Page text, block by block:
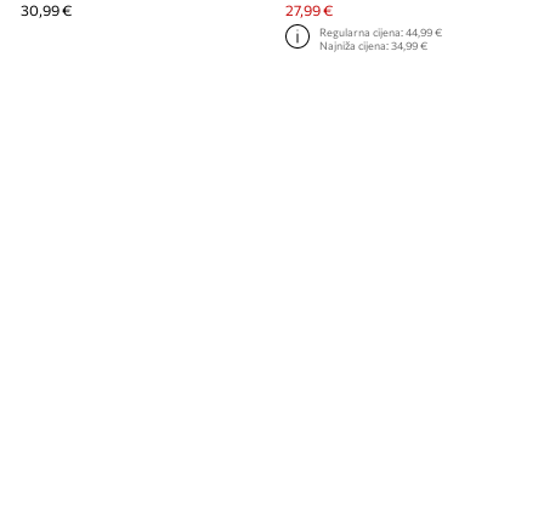
30,99 € 27,99 €
Regularna cijena:44,99 €
Najniža cijena:34,99 €